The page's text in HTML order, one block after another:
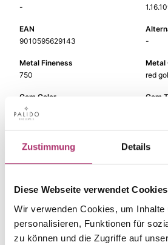
Zustimmung Details
Diese Webseite verwendet Cookies
Wir verwenden Cookies, um Inhalte
personalisieren, Funktionen für
zu können und die Zugriffe auf
-
EAN
9010595629143
-
Metal Fineness
750
Metal
red
Gem Color
pink
Gem
Gem
quartz rose
19 cm
The